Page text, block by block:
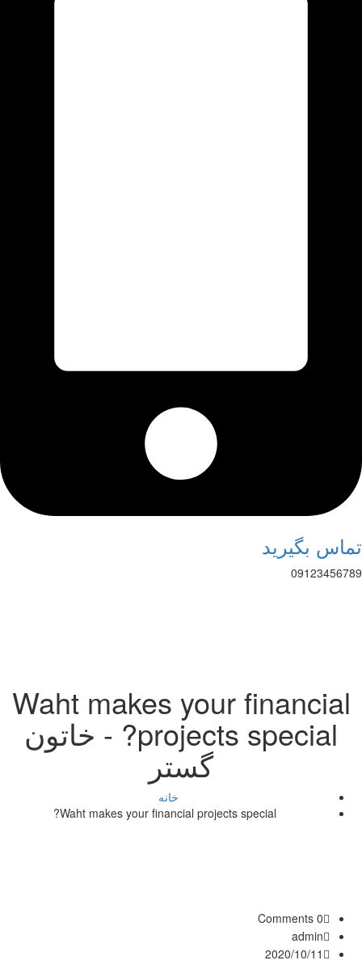
بگیرید
Waht makes your financial
projects special? - خاتون
گستر
خانه
Waht makes your financial projects special?
admin
2020/10/11